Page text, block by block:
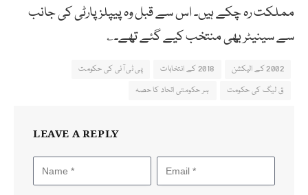
مملکت رہ چکے ہیں۔ اس سے قبل وہ پیپلزپارٹی کی جانب
سے سینیٹر بھی منتخب کیے گئے تھے۔؎
2002 کے الیکشن 2018 کے انتخابات
پی ٹی آئی کی حکومت
ق لیگ کی حکومت
ہر حکومتی اتحاد کا حصہ
LEAVE A REPLY